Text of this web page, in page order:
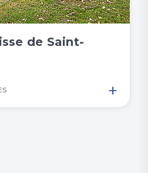
de Saint-
+